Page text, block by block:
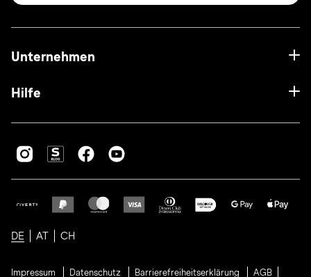
Unternehmen
Hilfe
DE AT CH
Impressum Datenschutz Barrierefreiheitserklärung AGB